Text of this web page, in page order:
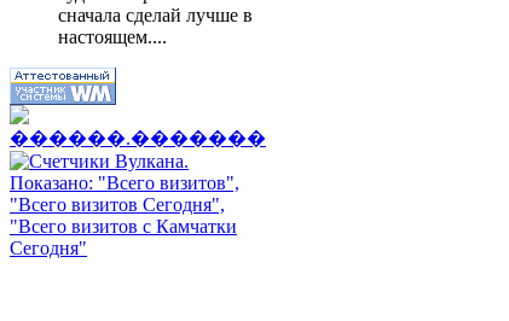
сначала сделай лучше в
настоящем....